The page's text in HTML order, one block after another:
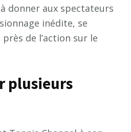
donner aux spectateurs
inédite, se
de l’action sur le
plusieurs